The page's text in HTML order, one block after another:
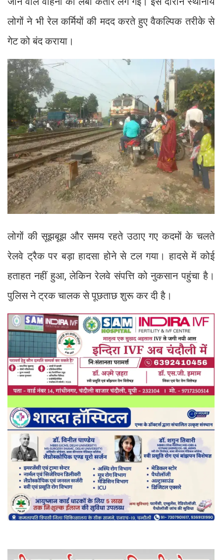
लोगों ने भी रेल कर्मियों की मदद करते हुए वैकल्पिक तरीके से
गेट को बंद कराया।
लोगों की सूझबूझ और समय रहते उठाए गए कदमों के चलते
रेलवे ट्रैक पर बड़ा हादसा होने से टल गया। हादसे में कोई
हताहत नहीं हुआ, लेकिन रेलवे संपत्ति को नुकसान पहुंचा है।
पुलिस ने ट्रक चालक से पूछताछ शुरू कर दी है।